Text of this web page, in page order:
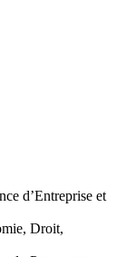
d’Entreprise et
Droit,